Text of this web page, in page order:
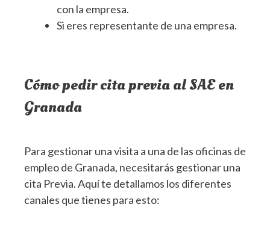
con la empresa.
Si eres representante de una empresa.
Cómo pedir cita previa al SAE en
Granada
Para gestionar una visita a una de las oficinas de
empleo de Granada, necesitarás gestionar una
cita Previa. Aquí te detallamos los diferentes
canales que tienes para esto: